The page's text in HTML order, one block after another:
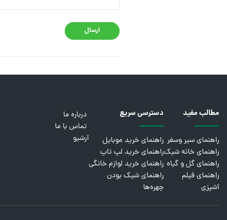
ارسال
مطالب مفید
راهنمای سیر وسفر
راهنمای خانه شیک
راهنمای گل و گیاه
راهنمای فیلم
آشپزی
دسترسی سریع
راهنمای خرید موبایل
راهنمای خرید لپ تاپ
راهنمای خرید لوازم خانگی
راهنمای شیک بودن
چهره‌ها
درباره ما
تماس با ما
آرشیو